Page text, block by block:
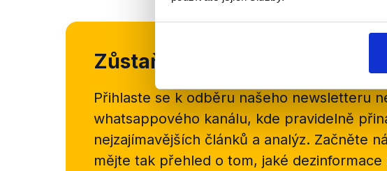
Zůstaňme v kontaktu
Přihlaste se k odběru našeho newsletteru
whatsappového kanálu, kde pravidelně
nejzajímavějších článků a analýz. Začněte
mějte tak přehled o tom, jaké dezinformace